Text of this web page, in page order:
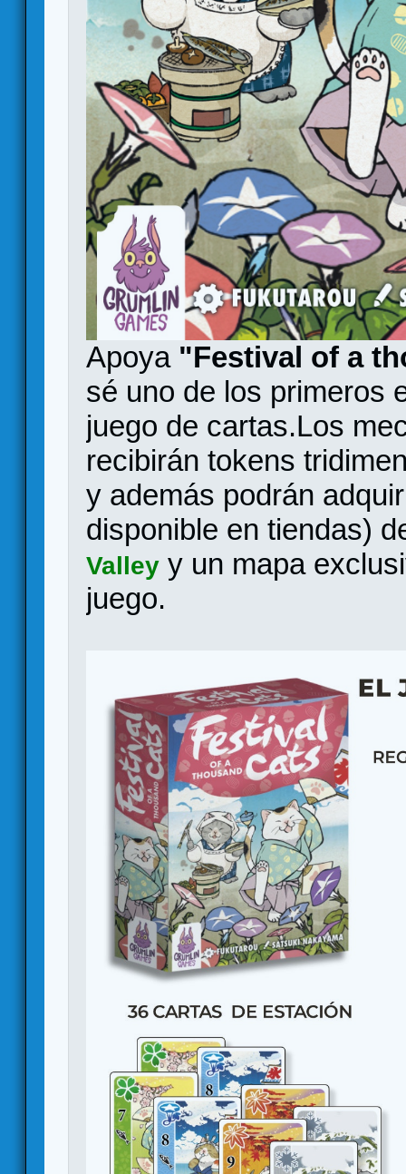
Apoya "Festival of a
sé uno de los primeros
juego de cartas.Los
recibirán tokens
y además podrán
disponible en tiendas)
Valley y un mapa
juego.